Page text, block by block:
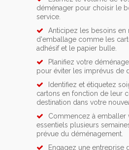
déménager pour choisir le
service.
Anticipez les besoins en
d'emballage comme les
adhésif et le papier bulle.
Planifiez votre
pour éviter les imprévus de
Identifiez et étiquetez
cartons en fonction de leur
destination dans votre
Commencez à emballer
essentiels plusieurs
prévue du déménagement.
Engagez une entreprise